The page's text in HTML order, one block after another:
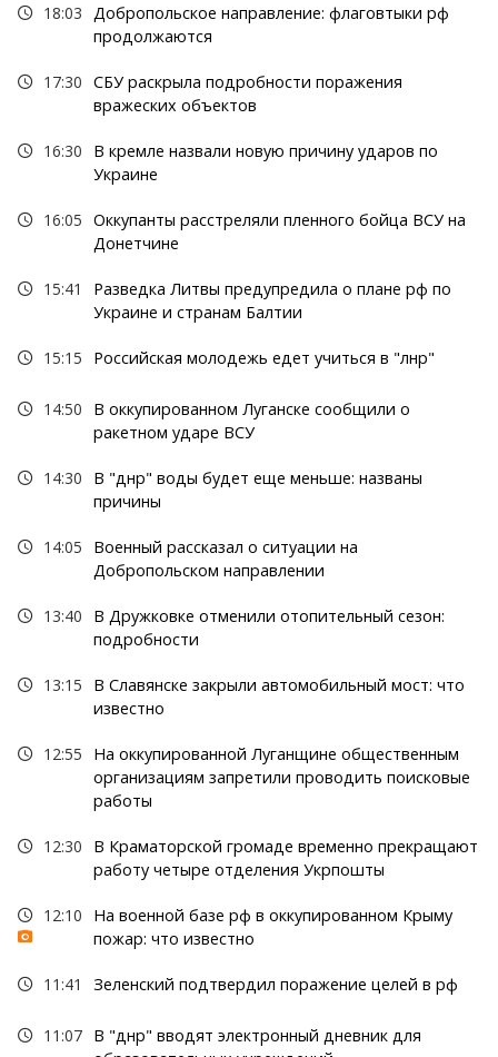
18:03
Добропольское направление: флаговтыки рф
продолжаются
17:30 СБУ раскрыла подробности поражения
вражеских объектов
16:30
В кремле назвали новую причину ударов по
Украине
16:05 Оккупанты расстреляли пленного бойца ВСУ на
Донетчине
15:41
Разведка Литвы предупредила о плане рф по
Украине и странам Балтии
15:15 Российская молодежь едет учиться в "лнр"
14:50
В оккупированном Луганске сообщили о
ракетном ударе ВСУ
14:30
В "днр" воды будет еще меньше: названы
причины
14:05
Военный рассказал о ситуации на
Добропольском направлении
13:40
В Дружковке отменили отопительный сезон:
подробности
13:15
В Славянске закрыли автомобильный мост: что
известно
12:55
На оккупированной Луганщине общественным
организациям запретили проводить поисковые
работы
12:30
В Краматорской громаде временно прекращают
работу четыре отделения Укрпошты
12:10
На военной базе рф в оккупированном Крыму
пожар: что известно
11:41 Зеленский подтвердил поражение целей в рф
11:07 В "днр" вводят электронный дневник для